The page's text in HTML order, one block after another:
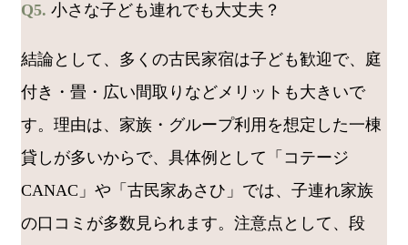
Q5. 小さな子ども連れでも大丈夫？
結論として、多くの古民家宿は子ども歓迎で、庭
付き・畳・広い間取りなどメリットも大きいで
す。理由は、家族・グループ利用を想定した一棟
貸しが多いからで、具体例として「コテージ
CANAC」や「古民家あさひ」では、子連れ家族
の口コミが多数見られます。注意点として、段